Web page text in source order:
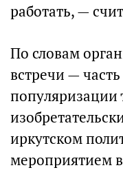
работать, —
По словам
встречи —
иркутском
мероприятием